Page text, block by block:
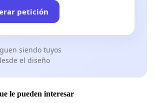
petición
siendo tuyos
el diseño
le pueden interesar